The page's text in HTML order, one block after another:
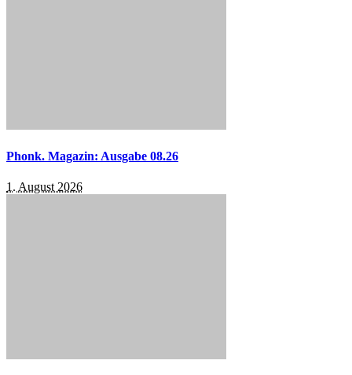
Phonk. Magazin: Ausgabe 08.26
1. August 2026